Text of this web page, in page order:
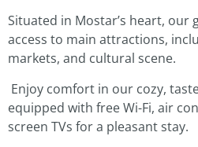
Situated in Mostar’s heart, our
access to main attractions,
markets, and cultural scene.
Enjoy comfort in our cozy,
equipped with free Wi-Fi, air
screen TVs for a pleasant stay.